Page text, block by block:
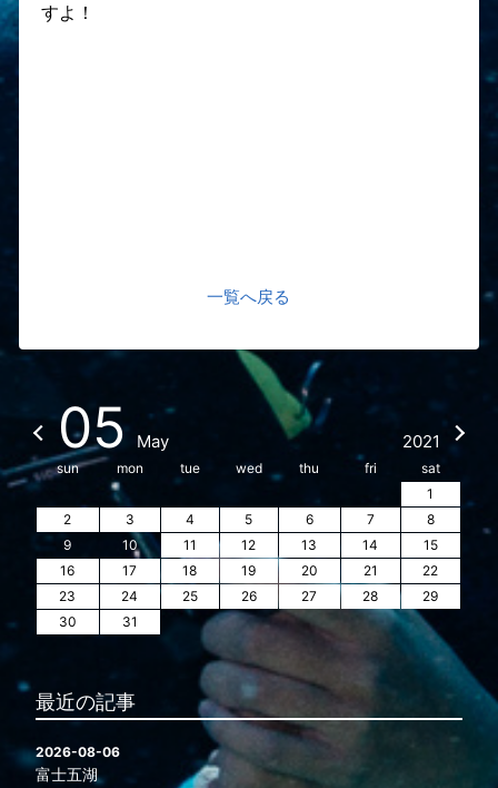
すよ！
一覧へ戻る
05 May 2021
sun mon tue wed thu fri
sat
1
2
3 4 5 6 7
8
9
10 11 12 13 14
15
16
17 18 19 20 21
22
23
24 25 26 27 28
29
30
31
最近の記事
2026-08-06
富士五湖